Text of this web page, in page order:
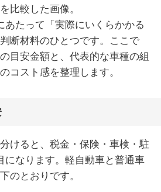
あたって「実際にいくらかかる
断材料のひとつです。ここで
目安金額と、代表的な車種の組
コスト感を整理します。
けると、税金・保険・車検・駐
になります。軽自動車と普通車
のとおりです。